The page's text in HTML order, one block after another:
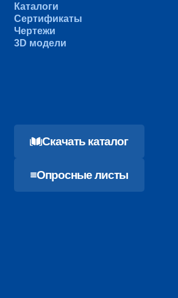
Каталоги
Сертификаты
Чертежи
3D модели
Cкачать каталог
Опросные листы